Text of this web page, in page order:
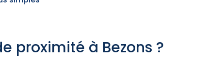
proximité à Bezons ?